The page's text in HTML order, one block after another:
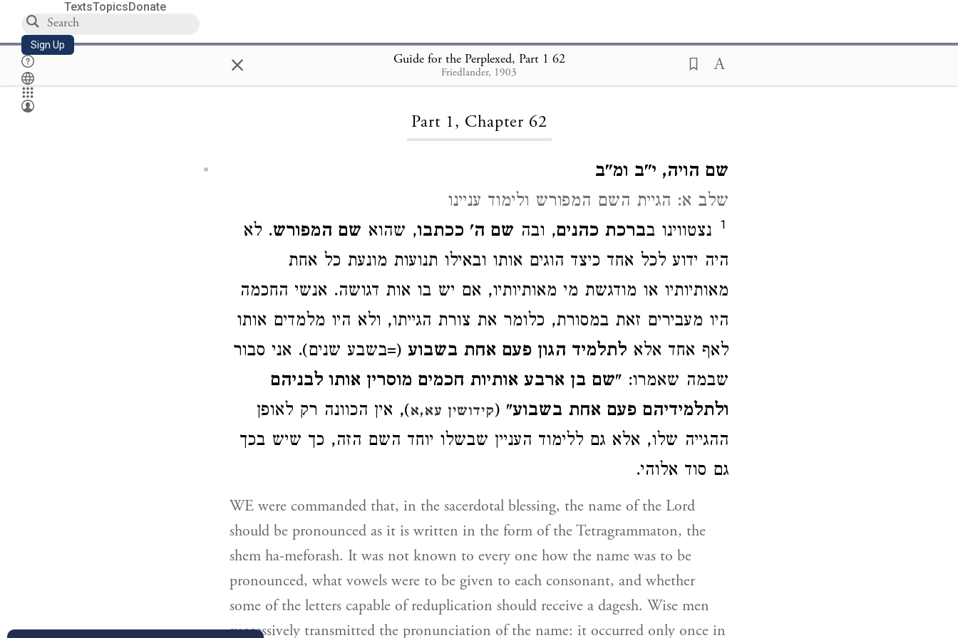
TextsTopicsDonate
Sign Up × Guide for the Perplexed, Part 1 62
Friedlander, 1903
Loading...
Part 1, Chapter 62
שם הויה, י"ב ומ"ב
שלב א: הגיית השם המפורש ולימוד עניינו
1 נצטווינו בברכת כהנים, ובה שם ה' ככתבו, שהוא שם המפורש. לא
היה ידוע לכל אחד כיצד הוגים אותו ובאילו תנועות מונעת כל אחת
מאותיותיו או מודגשת מי מאותיותיו, אם יש בו אות דגושה. אנשי החכמה
היו מעבירים זאת במסורת, כלומר את צורת הגייתו, ולא היו מלמדים אותו
לאף אחד אלא לתלמיד הגון פעם אחת בשבוע (=בשבע שנים). אני סבור
שבמה שאמרו: "שם בן ארבע אותיות חכמים מוסרין אותו לבניהם
ולתלמידיהם פעם אחת בשבוע" (קידושין עא,א), אין הכוונה רק לאופן
ההגייה שלו, אלא גם ללימוד העניין שבשלו יוחד השם הזה, כך שיש בכך
גם סוד אלוהי.
WE were commanded that, in the sacerdotal blessing, the name of the Lord
should be pronounced as it is written in the form of the Tetragrammaton, the
shem ha-meforash. It was not known to every one how the name was to be
pronounced, what vowels were to be given to each consonant, and whether
some of the letters capable of reduplication should receive a dagesh. Wise men
successively transmitted the pronunciation of the name: it occurred only once in